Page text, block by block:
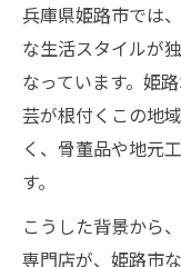
兵庫県姫路市では
な生活スタイルが
なっています。姫
芸が根付くこの地
く、骨董品や地元
す。
こうした背景から
専門店が、姫路市